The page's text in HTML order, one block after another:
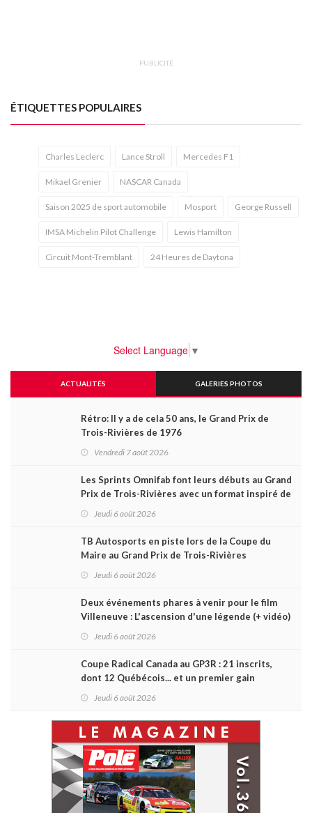
PUBLICITÉ
ÉTIQUETTES POPULAIRES
Charles Leclerc Lance Stroll Mercedes F1
Mikael Grenier NASCAR Canada
Saison 2025 de sport automobile Mosport George Russell
IMSA Michelin Pilot Challenge Lewis Hamilton
Circuit Mont-Tremblant 24 Heures de Daytona
Select Language ▼
ACTUALITÉS GALERIES PHOTOS
Rétro: Il y a de cela 50 ans, le Grand Prix de
Trois-Rivières de 1976
Vendredi 7 août 2026
Les Sprints Omnifab font leurs débuts au Grand
Prix de Trois-Rivières avec un format inspiré de
Jeudi 6 août 2026
TB Autosports en piste lors de la Coupe du
Maire au Grand Prix de Trois-Rivières
Jeudi 6 août 2026
Deux événements phares à venir pour le film
Villeneuve : L'ascension d'une légende (+ vidéo)
Jeudi 6 août 2026
Coupe Radical Canada au GP3R : 21 inscrits,
dont 12 Québécois... et un premier gain
Jeudi 6 août 2026